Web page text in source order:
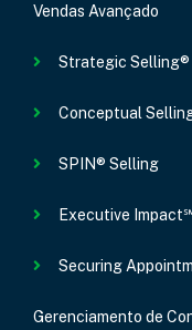
Vendas Avançado
Strategic
Conceptual
SPIN® Selling
Executive
Securing
Gerenciamento de